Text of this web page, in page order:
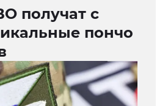
получат с
пончо